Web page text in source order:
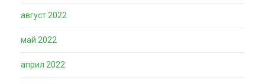
август 2022
май 2022
април 2022